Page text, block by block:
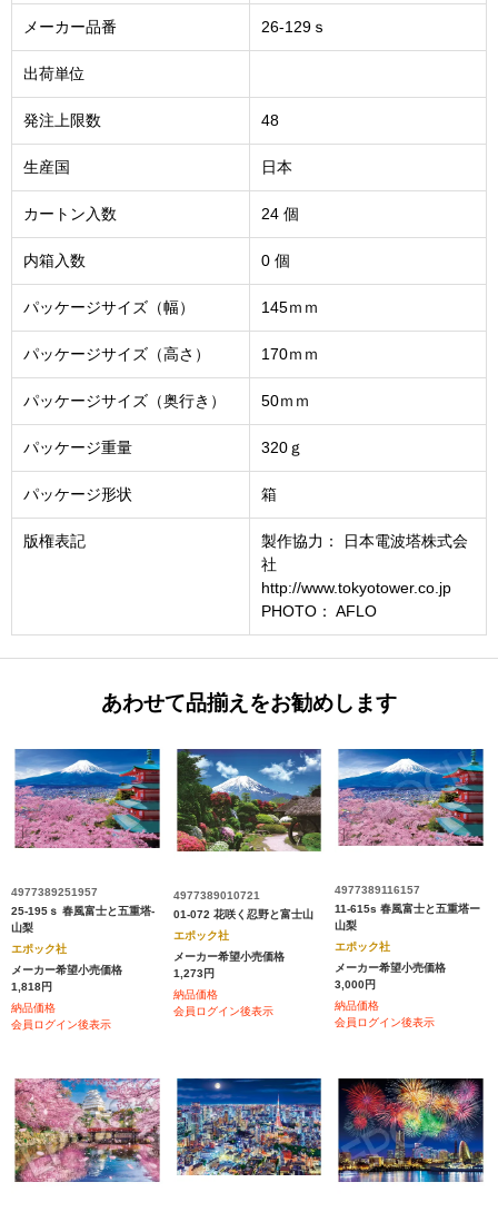
メーカー品番 26-129ｓ
出荷単位
発注上限数 48
生産国 日本
カートン入数 24 個
内箱入数 0 個
パッケージサイズ（幅） 145ｍｍ
パッケージサイズ（高さ） 170ｍｍ
パッケージサイズ（奥行き） 50ｍｍ
パッケージ重量 320ｇ
パッケージ形状 箱
版権表記
製作協力： 日本電波塔株式会
社
http://www.tokyotower.co.jp
PHOTO： AFLO
あわせて品揃えをお勧めします
4977389251957
25-195ｓ 春風富士と五重塔-
山梨
エポック社
メーカー希望小売価格
1,818円
納品価格
会員ログイン後表示
4977389010721
01-072 花咲く忍野と富士山
エポック社
メーカー希望小売価格
1,273円
納品価格
会員ログイン後表示
4977389116157
11-615s 春風富士と五重塔ー
山梨
エポック社
メーカー希望小売価格
3,000円
納品価格
会員ログイン後表示